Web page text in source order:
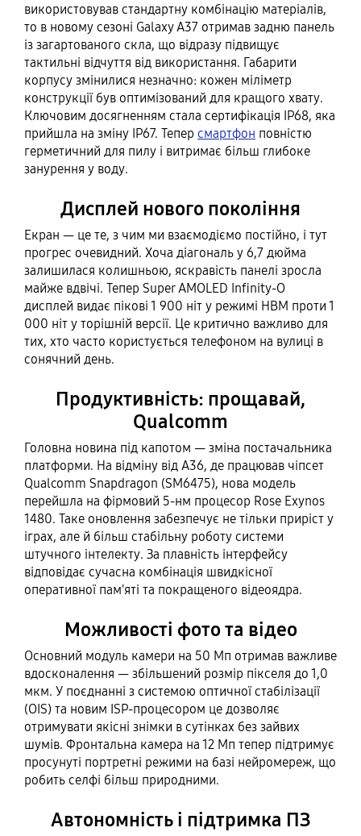
використовував стандартну комбінацію матеріалів,
то в новому сезоні Galaxy A37 отримав задню панель
із загартованого скла, що відразу підвищує
тактильні відчуття від використання. Габарити
корпусу змінилися незначно: кожен міліметр
конструкції був оптимізований для кращого хвату.
Ключовим досягненням стала сертифікація IP68, яка
прийшла на зміну IP67. Тепер смартфон повністю
герметичний для пилу і витримає більш глибоке
занурення у воду.
Дисплей нового покоління
Екран — це те, з чим ми взаємодіємо постійно, і тут
прогрес очевидний. Хоча діагональ у 6,7 дюйма
залишилася колишньою, яскравість панелі зросла
майже вдвічі. Тепер Super AMOLED Infinity-O
дисплей видає пікові 1 900 ніт у режимі HBM проти 1
000 ніт у торішній версії. Це критично важливо для
тих, хто часто користується телефоном на вулиці в
сонячний день.
Продуктивність: прощавай,
Qualcomm
Головна новина під капотом — зміна постачальника
платформи. На відміну від A36, де працював чіпсет
Qualcomm Snapdragon (SM6475), нова модель
перейшла на фірмовий 5-нм процесор Rose Exynos
1480. Таке оновлення забезпечує не тільки приріст у
іграх, але й більш стабільну роботу системи
штучного інтелекту. За плавність інтерфейсу
відповідає сучасна комбінація швидкісної
оперативної пам'яті та покращеного відеоядра.
Можливості фото та відео
Основний модуль камери на 50 Мп отримав важливе
вдосконалення — збільшений розмір пікселя до 1,0
мкм. У поєднанні з системою оптичної стабілізації
(OIS) та новим ISP-процесором це дозволяє
отримувати якісні знімки в сутінках без зайвих
шумів. Фронтальна камера на 12 Мп тепер підтримує
просунуті портретні режими на базі нейромереж, що
робить селфі більш природними.
Автономність і підтримка ПЗ